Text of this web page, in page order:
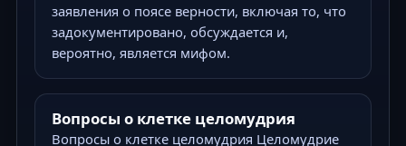
заявления о поясе верности, включая то, что
задокументировано, обсуждается и,
вероятно, является мифом.
Вопросы о клетке целомудрия
Вопросы о клетке целомудрия Целомудрие